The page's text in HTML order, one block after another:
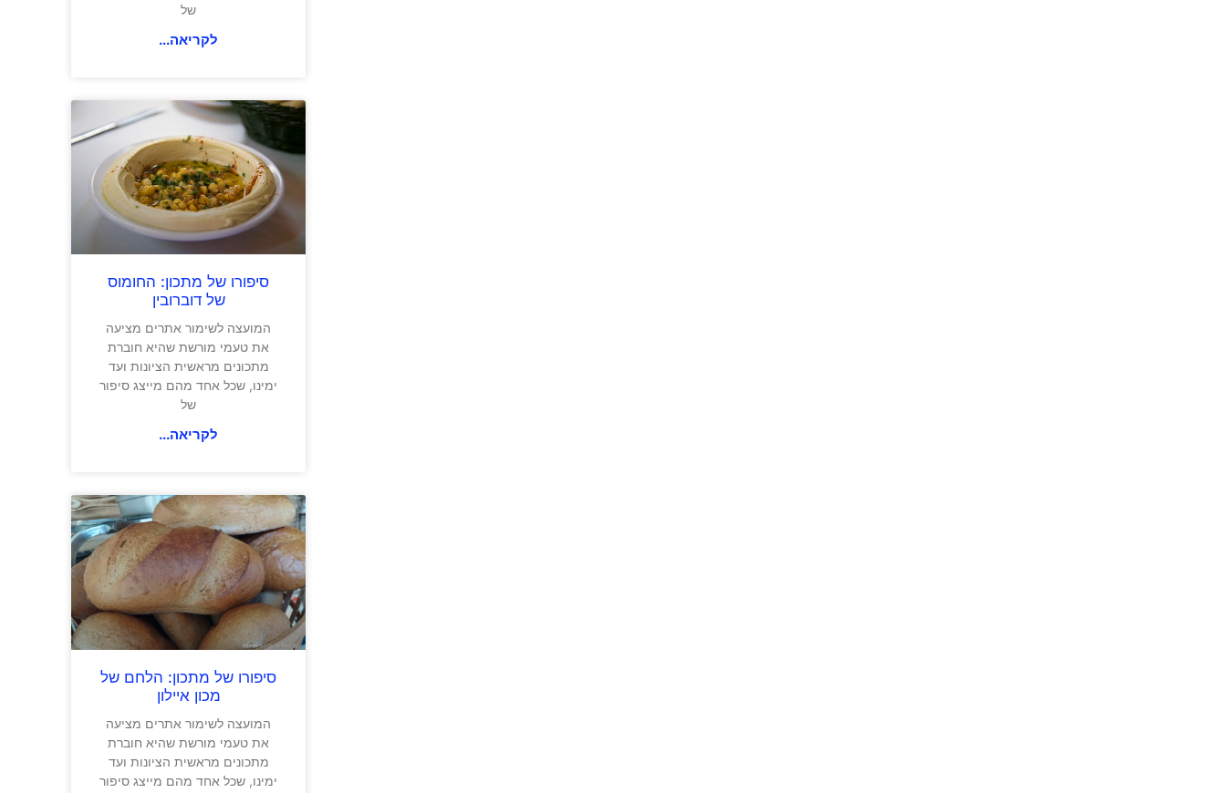
של
לקריאה...
סיפורו של מתכון: החומוס
של דוברובין
המועצה לשימור אתרים מציעה
את טעמי מורשת שהיא חוברת
מתכונים מראשית הציונות ועד
ימינו, שכל אחד מהם מייצג סיפור
של
לקריאה...
סיפורו של מתכון: הלחם של
מכון איילון
המועצה לשימור אתרים מציעה
את טעמי מורשת שהיא חוברת
מתכונים מראשית הציונות ועד
ימינו, שכל אחד מהם מייצג סיפור